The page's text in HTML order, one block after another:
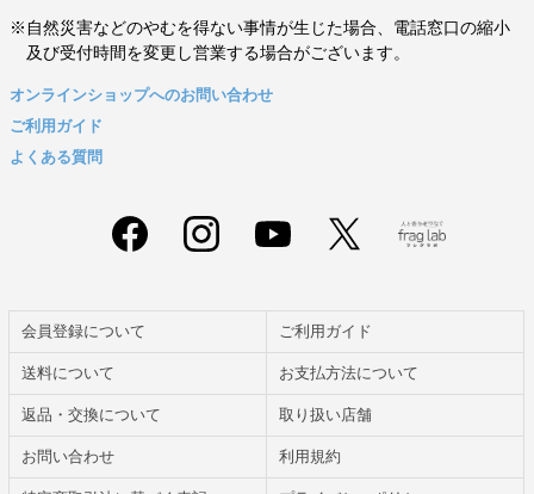
※自然災害などのやむを得ない事情が生じた場合、電話窓口の縮小
及び受付時間を変更し営業する場合がございます。
オンラインショップへのお問い合わせ
ご利用ガイド
よくある質問
会員登録について ご利用ガイド
送料について お支払方法について
返品・交換について 取り扱い店舗
お問い合わせ 利用規約